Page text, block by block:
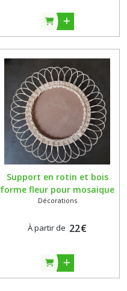
Support en rotin et bois
forme fleur pour mosaique
ou autres créations
Décorations
À partir de 22€